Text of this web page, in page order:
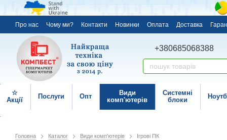
Про нас Чому ми? Контакти Новинки Оплата Доставка
+380685068388
☆
Акції
Послуги Опт
Види
комп'ютерів
Системні
блоки
Головна Каталог Види комп'ютерів Ігрові ПК